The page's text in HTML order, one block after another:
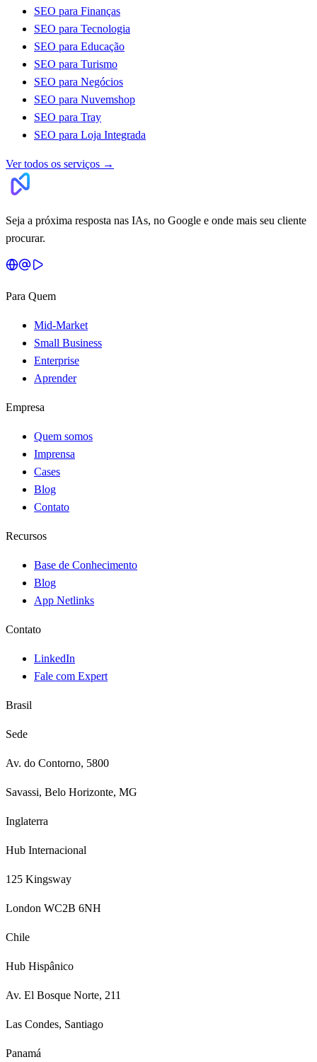
SEO para Finanças
SEO para Tecnologia
SEO para Educação
SEO para Turismo
SEO para Negócios
SEO para Nuvemshop
SEO para Tray
SEO para Loja Integrada
Ver todos os serviços →
Seja a próxima resposta nas IAs, no Google e onde mais seu cliente
procurar.
Para Quem
Mid-Market
Small Business
Enterprise
Aprender
Empresa
Quem somos
Imprensa
Cases
Blog
Contato
Recursos
Base de Conhecimento
Blog
App Netlinks
Contato
LinkedIn
Fale com Expert
Brasil
Sede
Av. do Contorno, 5800
Savassi, Belo Horizonte, MG
Inglaterra
Hub Internacional
125 Kingsway
London WC2B 6NH
Chile
Hub Hispânico
Av. El Bosque Norte, 211
Las Condes, Santiago
Panamá